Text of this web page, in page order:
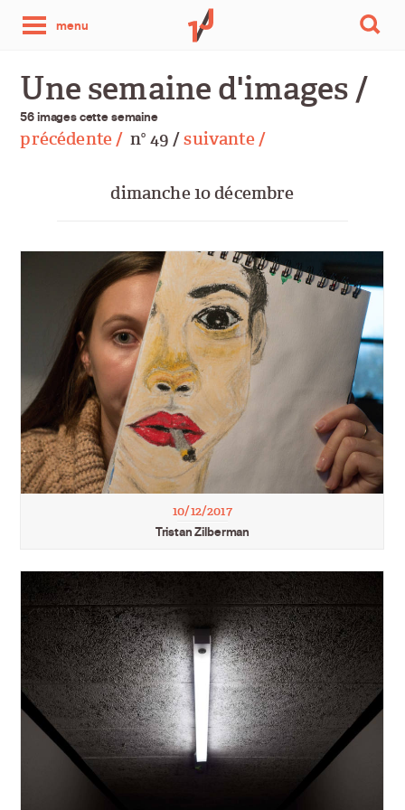
menu
photo
par
jour
Une semaine d'images /
56 images cette semaine
précédente / no 49 /suivante /
dimanche 10 décembre
10/12/2017
Tristan Zilberman